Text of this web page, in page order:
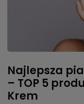
Najlepsza
– TOP 5
Krem